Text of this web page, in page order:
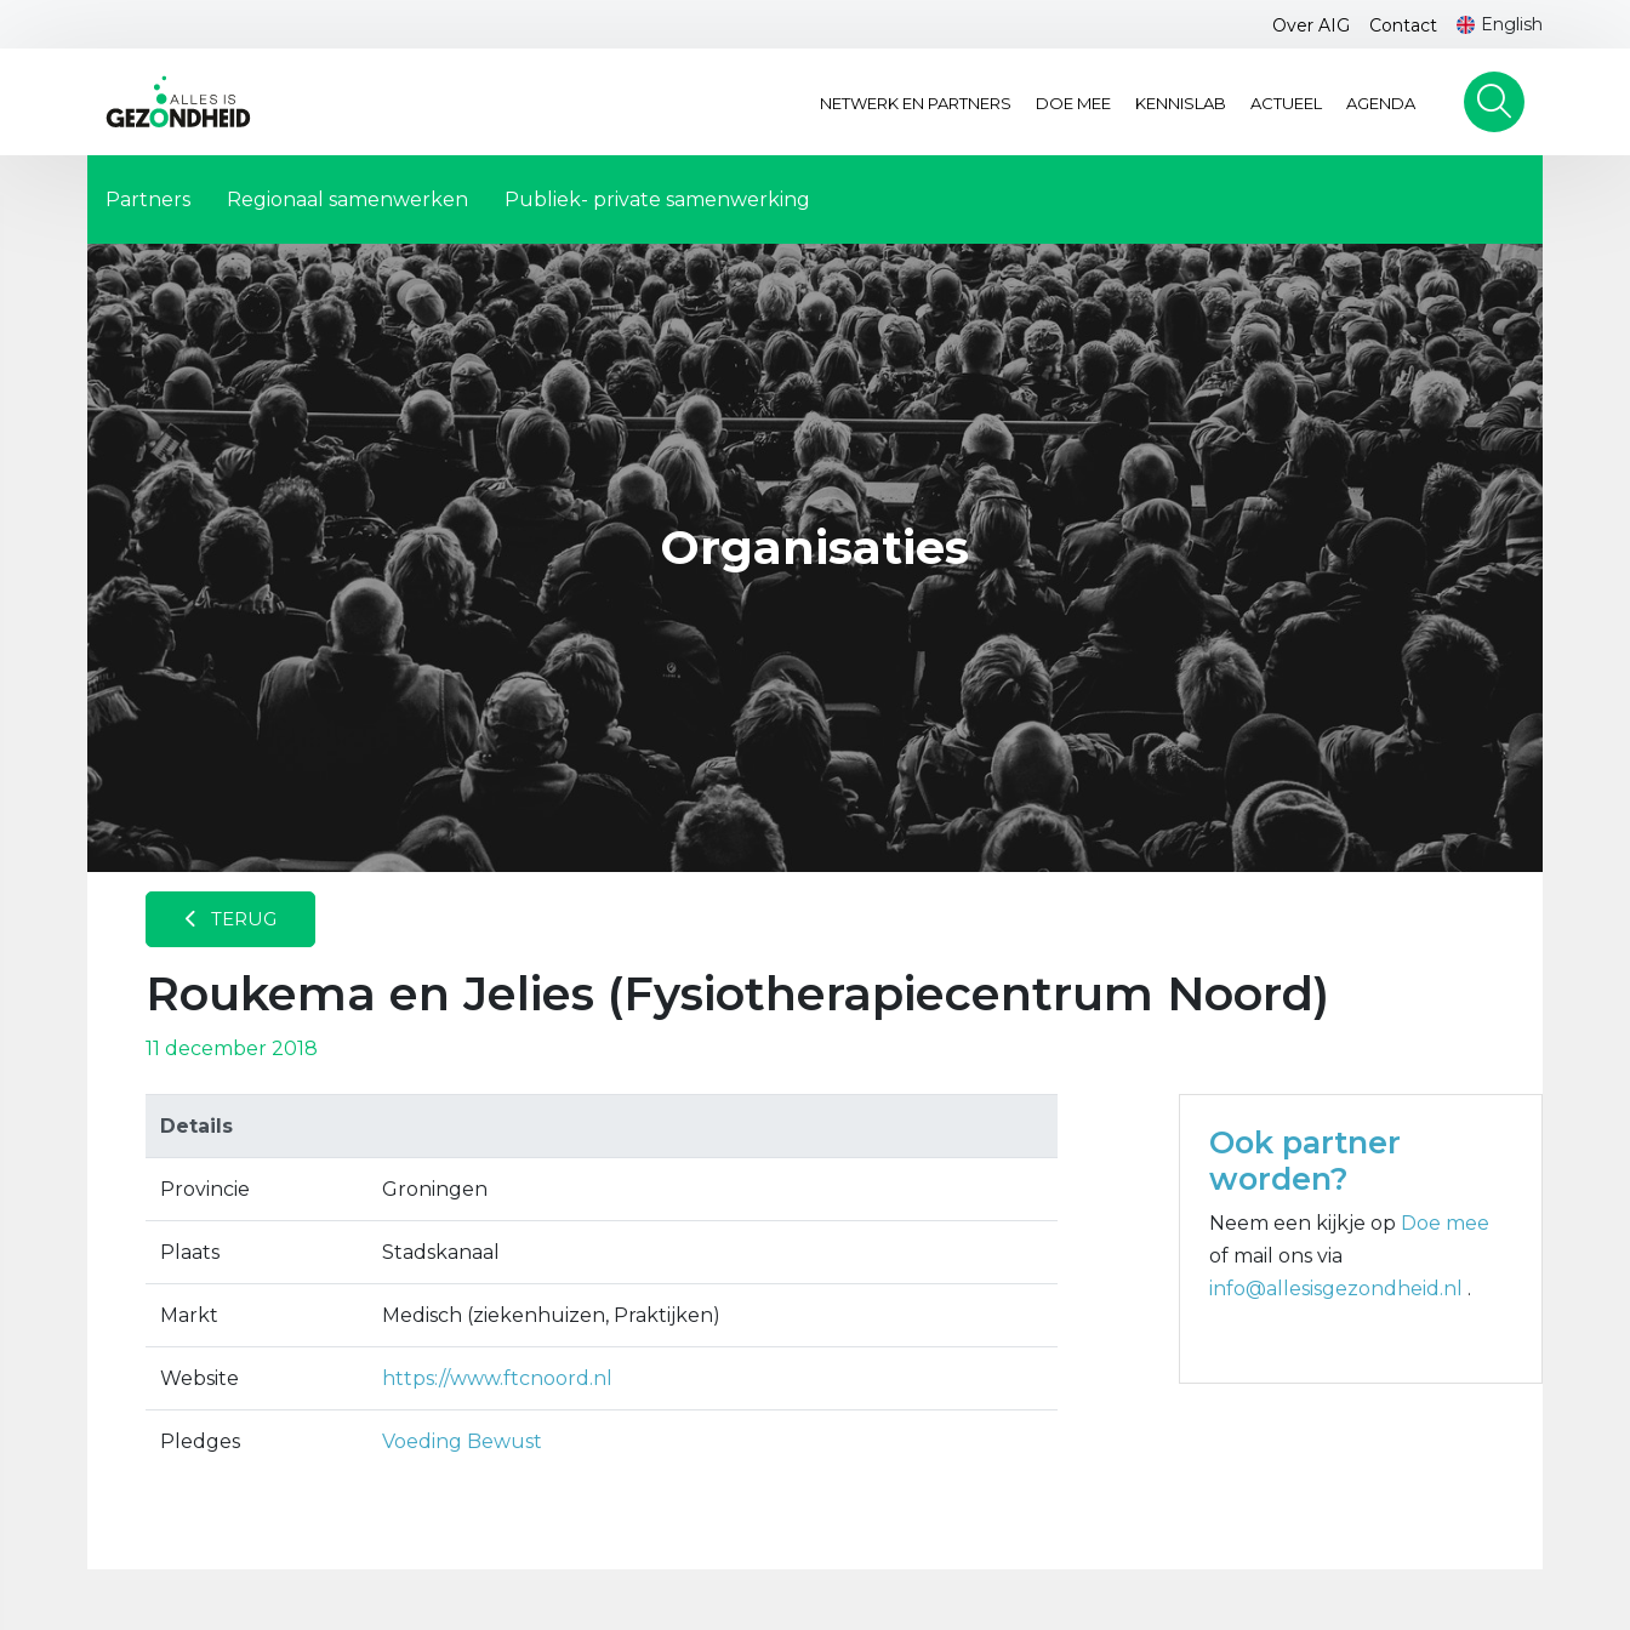
Over AIG Contact English
NETWERK EN PARTNERS DOE MEE KENNISLAB ACTUEEL AGENDA
Partners Regionaal samenwerken Publiek- private samenwerking
Organisaties
TERUG
Roukema en Jelies (Fysiotherapiecentrum Noord)
11 december 2018
Details
Provincie Groningen
Plaats Stadskanaal
Markt Medisch (ziekenhuizen, Praktijken)
Website https://www.ftcnoord.nl
Pledges Voeding Bewust
Ook partner
worden?
Neem een kijkje op Doe mee
of mail ons via
info@allesisgezondheid.nl .